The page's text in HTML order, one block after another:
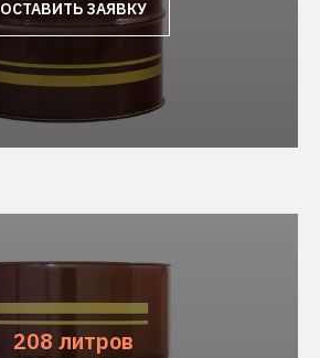
ОСТАВИТЬ ЗАЯВКУ
208 литров